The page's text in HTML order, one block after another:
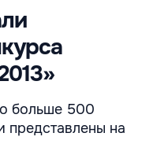
больше 500
представлены на